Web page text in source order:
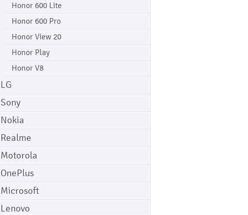
Honor 600 Lite
Honor 600 Pro
Honor View 20
Honor Play
Honor V8
LG
Sony
Nokia
Realme
Motorola
OnePlus
Microsoft
Lenovo